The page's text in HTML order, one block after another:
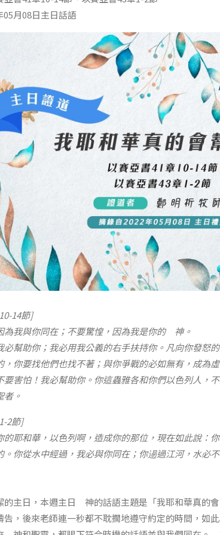
月08日主日話語
14節]
為我與你同在；不要驚惶，因為我是你的 神。
必幫助你；我必用我公義的右手扶持你。凡向你發怒
，你要找他們也找不著；與你爭戰的必如無有，成
要害怕！我必幫助你。你這蟲雅各和你們以色列人，
者。
2節]
的耶和華，以色列啊，造成你的那位，現在如此說：
。你從水中經過，我必與你同在；你逿過江河，水必
的主日，本週主日 神的話語主題是「我耶和華真的
告，後來老師連一秒都不耽擱地遵守約定的時間，如